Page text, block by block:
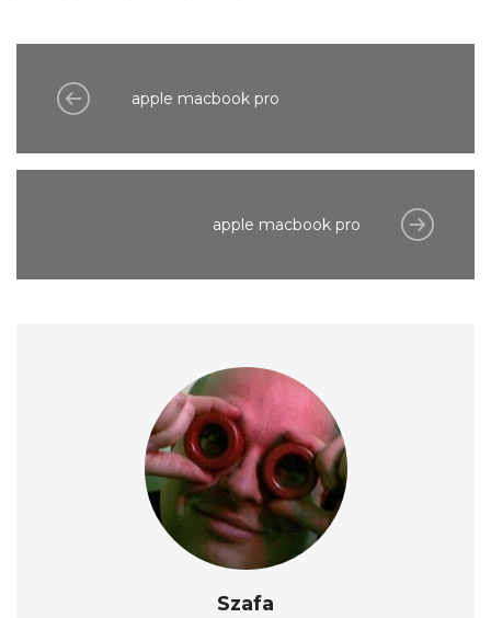
apple macbook pro
apple macbook pro
Szafa